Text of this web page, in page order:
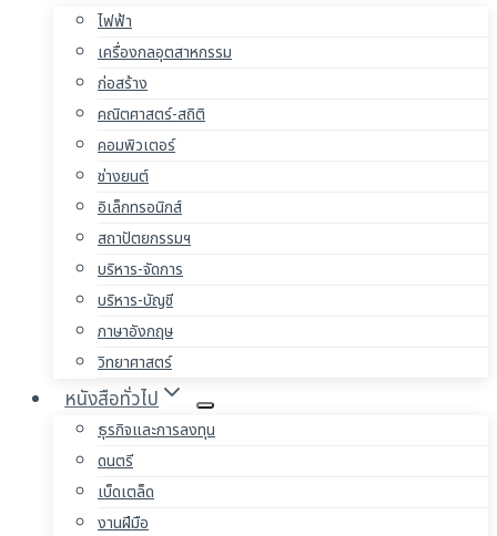
ไฟฟ้า
เครื่องกลอุตสาหกรรม
ก่อสร้าง
คณิตศาสตร์-สถิติ
คอมพิวเตอร์
ช่างยนต์
อิเล็กทรอนิกส์
สถาปัตยกรรมฯ
บริหาร-จัดการ
บริหาร-บัญชี
ภาษาอังกฤษ
วิทยาศาสตร์
หนังสือทั่วไป
ธุรกิจและการลงทุน
ดนตรี
เบ็ดเตล็ด
งานฝีมือ